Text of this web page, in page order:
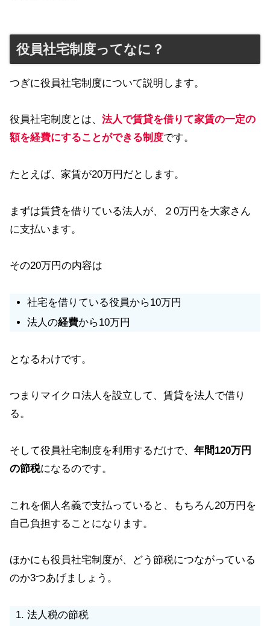
役員社宅制度ってなに？
つぎに役員社宅制度について説明します。
役員社宅制度とは、 法人で賃貸を借りて家賃の一定の
額を経費にすることができる制度です。
たとえば、家賃が20万円だとします。
まずは賃貸を借りている法人が、２0万円を大家さん
に支払います。
その20万円の内容は
社宅を借りている役員から10万円
法人の経費から10万円
となるわけです。
つまりマイクロ法人を設立して、賃貸を法人で借り
る。
そして役員社宅制度を利用するだけで、 年間120万円
の節税になるのです。
これを個人名義で支払っていると、もちろん20万円を
自己負担することになります。
ほかにも役員社宅制度が、どう節税につながっている
のか3つあげましょう。
法人税の節税